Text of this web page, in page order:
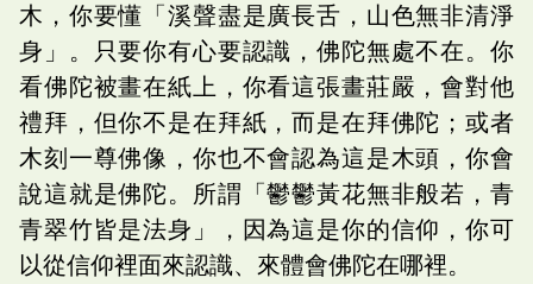
木，你要懂「溪聲盡是廣長舌，山色無非清淨
身」。只要你有心要認識，佛陀無處不在。你
看佛陀被畫在紙上，你看這張畫莊嚴，會對他
禮拜，但你不是在拜紙，而是在拜佛陀；或者
木刻一尊佛像，你也不會認為這是木頭，你會
說這就是佛陀。所謂「鬱鬱黃花無非般若，青
青翠竹皆是法身」，因為這是你的信仰，你可
以從信仰裡面來認識、來體會佛陀在哪裡。